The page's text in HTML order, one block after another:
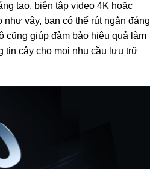
tạo, biên tập video 4K hoặc
vậy, bạn có thể rút ngắn đáng
cũng giúp đảm bảo hiệu quả làm
tin cậy cho mọi nhu cầu lưu trữ